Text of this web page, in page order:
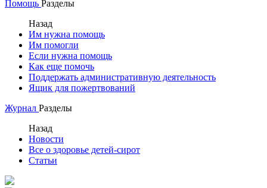
Помощь Разделы
Назад
Им нужна помощь
Им помогли
Если нужна помощь
Как еще помочь
Поддержать административную деятельность
Ящик для пожертвований
Журнал Разделы
Назад
Новости
Все о здоровье детей-сирот
Статьи